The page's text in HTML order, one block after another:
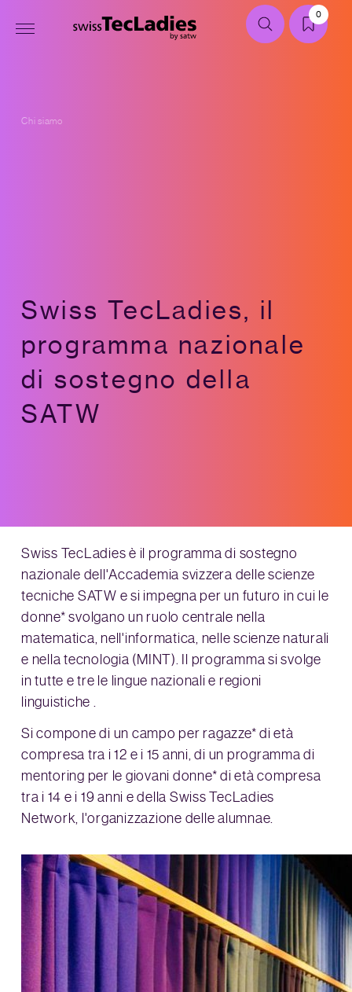
0
Chi siamo
Swiss TecLadies, il
programma nazionale
di sostegno della
SATW
Swiss TecLadies è il programma di sostegno
nazionale dell'Accademia svizzera delle scienze
tecniche SATW e si impegna per un futuro in cui le
donne* svolgano un ruolo centrale nella
matematica, nell'informatica, nelle scienze naturali
e nella tecnologia (MINT). Il programma si svolge
in tutte e tre le lingue nazionali e regioni
linguistiche .
Si compone di un campo per ragazze* di età
compresa tra i 12 e i 15 anni, di un programma di
mentoring per le giovani donne* di età compresa
tra i 14 e i 19 anni e della Swiss TecLadies
Network, l'organizzazione delle alumnae.